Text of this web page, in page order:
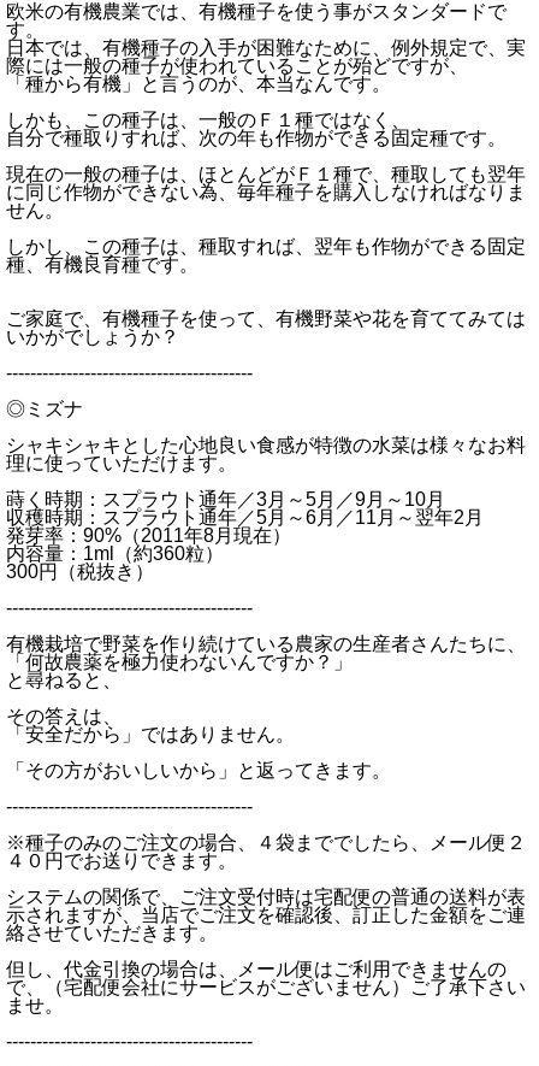
欧米の有機農業では、有機種子を使う事がスタンダードで
す。
日本では、有機種子の入手が困難なために、例外規定で、実
際には一般の種子が使われていることが殆どですが、
「種から有機」と言うのが、本当なんです。
しかも、この種子は、一般のＦ１種ではなく、
自分で種取りすれば、次の年も作物ができる固定種です。
現在の一般の種子は、ほとんどがＦ１種で、種取しても翌年
に同じ作物ができない為、毎年種子を購入しなければなりま
せん。
しかし、この種子は、種取すれば、翌年も作物ができる固定
種、有機良育種です。
ご家庭で、有機種子を使って、有機野菜や花を育ててみては
いかがでしょうか？
-----------------------------------------
◎ミズナ
シャキシャキとした心地良い食感が特徴の水菜は様々なお料
理に使っていただけます。
蒔く時期：スプラウト通年／3月～5月／9月～10月
収穫時期：スプラウト通年／5月～6月／11月～翌年2月
発芽率：90%（2011年8月現在）
内容量：1ml（約360粒）
300円（税抜き）
-----------------------------------------
有機栽培で野菜を作り続けている農家の生産者さんたちに、
「何故農薬を極力使わないんですか？」
と尋ねると、
その答えは、
「安全だから」ではありません。
「その方がおいしいから」と返ってきます。
-----------------------------------------
※種子のみのご注文の場合、４袋まででしたら、メール便２
４０円でお送りできます。
システムの関係で、ご注文受付時は宅配便の普通の送料が表
示されますが、当店でご注文を確認後、訂正した金額をご連
絡させていただきます。
但し、代金引換の場合は、メール便はご利用できませんの
で、（宅配便会社にサービスがございません）ご了承下さい
ませ。
-----------------------------------------